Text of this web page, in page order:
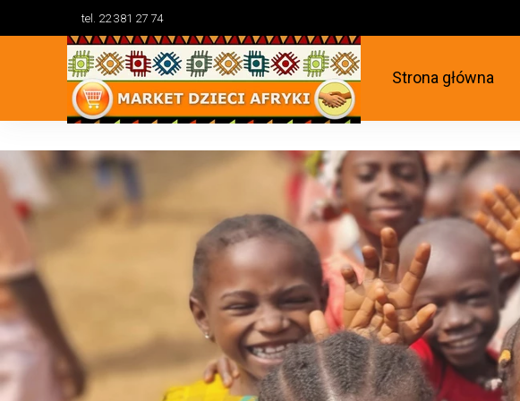
tel. 22 381 27 74
Strona główna